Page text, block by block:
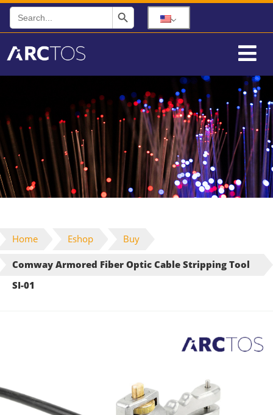
Search
for:
Search Button
Home Eshop Buy
Comway Armored Fiber Optic Cable Stripping Tool
SI-01